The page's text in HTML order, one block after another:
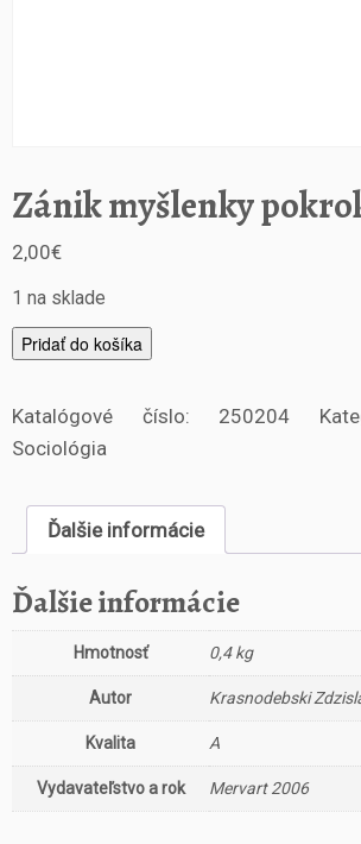
Zánik myšlenky
2,00€
1 na sklade
m
n
ž
s
n
i
m
n
Pridať do košíka
Katalógové číslo: 250204
Sociológia
Ďalšie informácie
Ďalšie informácie
Hmotnosť 0,4 kg
Autor Krasnodebski
Kvalita A
Vydavateľstvo a rok Mervart 2006